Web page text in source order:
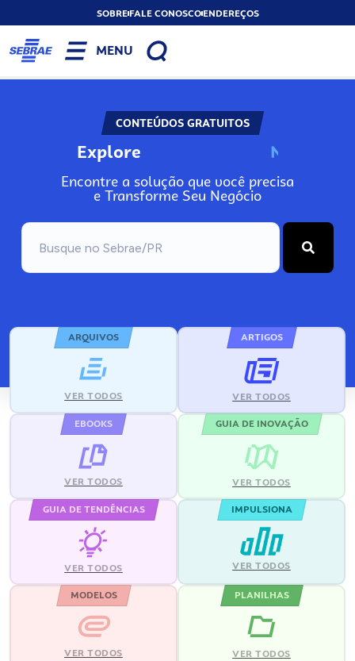
SOBREFALE CONOSCOENDEREÇOS
MENU
CONTEÚDOS GRATUITOS
Explore N
Encontre a solução que você precisa
e Transforme Seu Negócio
ARQUIVOS
VER TODOS
ARTIGOS
VER TODOS
EBOOKS
VER TODOS
GUIA DE INOVAÇÃO
VER TODOS
GUIA DE TENDÊNCIAS
VER TODOS
IMPULSIONA
VER TODOS
MODELOS
VER TODOS
PLANILHAS
VER TODOS